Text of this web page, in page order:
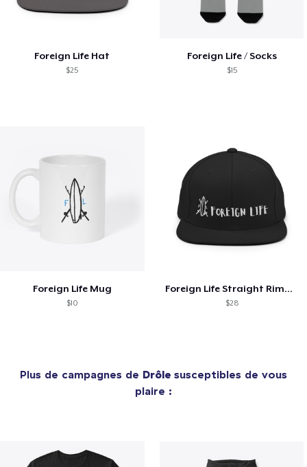
Foreign Life Hat
$25
Foreign Life / Socks
$15
Foreign Life Mug
$10
Foreign Life Straight Rimmed Hat
$28
Plus de campagnes de Drôle susceptibles de vous
plaire :